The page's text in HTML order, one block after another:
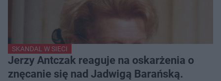
SKANDAL W SIECI
Jerzy Antczak reaguje na oskarżenia o
znęcanie się nad Jadwigą Barańską.